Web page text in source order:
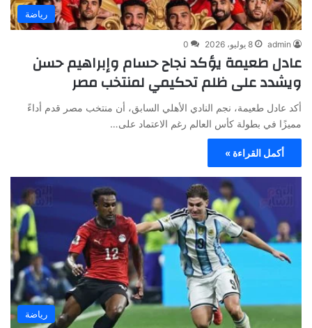
رياضة
admin 8 يوليو، 2026 0
عادل طعيمة يؤكد نجاح حسام وإبراهيم حسن
ويشدد على ظلم تحكيمي لمنتخب مصر
أكد عادل طعيمة، نجم النادي الأهلي السابق، أن منتخب مصر قدم أداءً
مميزًا في بطولة كأس العالم رغم الاعتماد على…
أكمل القراءة »
رياضة